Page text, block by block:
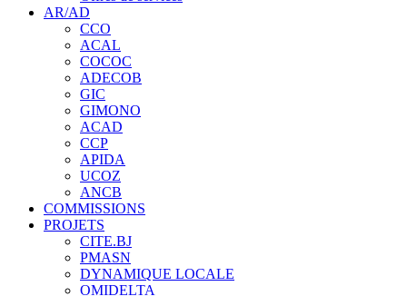
AR/AD
CCO
ACAL
COCOC
ADECOB
GIC
GIMONO
ACAD
CCP
APIDA
UCOZ
ANCB
COMMISSIONS
PROJETS
CITE.BJ
PMASN
DYNAMIQUE LOCALE
OMIDELTA